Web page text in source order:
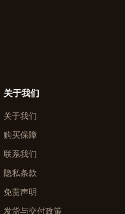
关于我们
关于我们
购买保障
联系我们
隐私条款
免责声明
发货与交付政策